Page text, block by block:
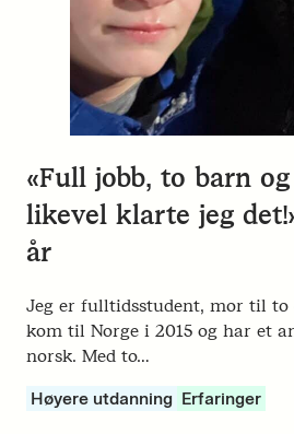
«Full jobb, to barn
likevel klarte jeg
år
Jeg er fulltidsstudent, mor til to
kom til Norge i 2015 og har et
norsk. Med to…
Høyere utdanning Erfaringer